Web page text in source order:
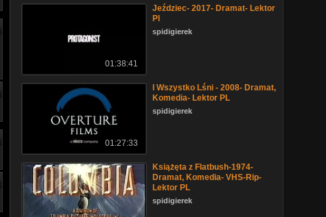
01:38:41
Jeździec- 2017- Dramat- Lektor
Pl
spidigierek
01:27:33
I Wszystko Lśni - 2008- Dramat,
Komedia- Lektor PL
spidigierek
Książęta z Flatbush-1974-
Dramat, Komedia- VHS-Rip-
Lektor PL
spidigierek